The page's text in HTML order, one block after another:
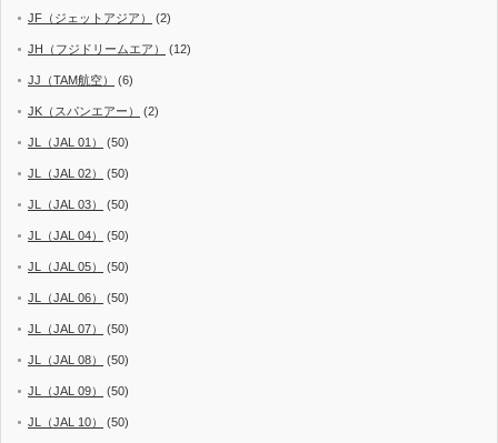
JF（ジェットアジア） (2)
JH（フジドリームエア） (12)
JJ（TAM航空） (6)
JK（スパンエアー） (2)
JL（JAL 01） (50)
JL（JAL 02） (50)
JL（JAL 03） (50)
JL（JAL 04） (50)
JL（JAL 05） (50)
JL（JAL 06） (50)
JL（JAL 07） (50)
JL（JAL 08） (50)
JL（JAL 09） (50)
JL（JAL 10） (50)